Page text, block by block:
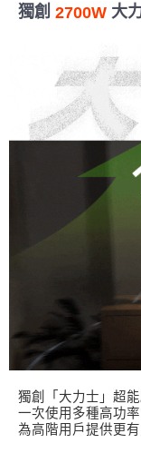
獨創 2700W 大
獨創「大力士」超
一次使用多種高功
為高階用戶提供更